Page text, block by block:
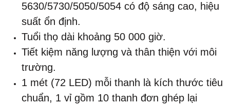
5630/5730/5050/5054 có độ sáng cao, hiệu
suất ổn định.
Tuổi thọ dài khoảng 50 000 giờ.
Tiết kiệm năng lượng và thân thiện với môi
trường.
1 mét (72 LED) mỗi thanh là kích thước tiêu
chuẩn, 1 vỉ gồm 10 thanh đơn ghép lại